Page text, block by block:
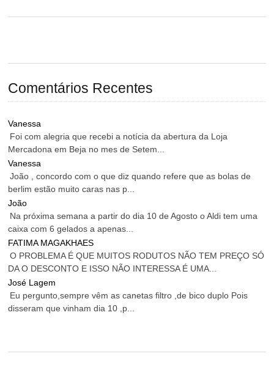
Comentários Recentes
Vanessa
Foi com alegria que recebi a notícia da abertura da Loja
Mercadona em Beja no mes de Setem...
Vanessa
João , concordo com o que diz quando refere que as bolas de
berlim estão muito caras nas p...
João
Na próxima semana a partir do dia 10 de Agosto o Aldi tem uma
caixa com 6 gelados a apenas...
FATIMA MAGAKHAES
O PROBLEMA É QUE MUITOS RODUTOS NÃO TEM PREÇO SÓ
DA O DESCONTO E ISSO NÃO INTERESSA É UMA...
José Lagem
Eu pergunto,sempre vêm as canetas filtro ,de bico duplo Pois
disseram que vinham dia 10 ,p...